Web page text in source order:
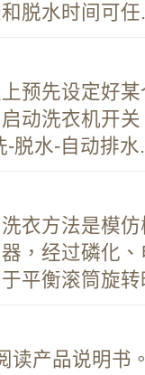
脱水时间可任
预先设定好
动洗衣机开
-脱水-自动排水
衣方法是模
，经过磷化
平衡滚筒旋转
读产品说明书